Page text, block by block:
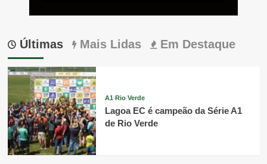
Últimas Mais Lidas Em Destaque
A1 Rio Verde
Lagoa EC é campeão da Série A1
de Rio Verde